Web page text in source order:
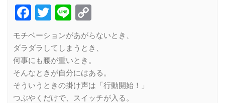
Facebook
Twitter
Line
Link
モチベーションがあがらないとき、
ダラダラしてしまうとき、
何事にも腰が重いとき。
そんなときが自分にはある。
そういうときの掛け声は「行動開始！」
つぶやくだけで、スイッチが入る。